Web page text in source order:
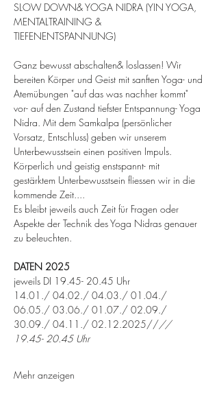
SLOW DOWN& YOGA NIDRA (YIN YOGA,
MENTALTRAINING &
TIEFENENTSPANNUNG)
Ganz bewusst abschalten& loslassen! Wir
bereiten Körper und Geist mit sanften Yoga- und
Atemübungen "auf das was nachher kommt"
vor- auf den Zustand tiefster Entspannung- Yoga
Nidra. Mit dem Samkalpa (persönlicher
Vorsatz, Entschluss) geben wir unserem
Unterbewusstsein einen positiven Impuls.
Körperlich und geistig enstspannt- mit
gestärktem Unterbewusstsein fliessen wir in die
kommende Zeit....
Es bleibt jeweils auch Zeit für Fragen oder
Aspekte der Technik des Yoga Nidras genauer
zu beleuchten.
DATEN 2025
jeweils DI 19.45- 20.45 Uhr
14.01./ 04.02./ 04.03./ 01.04./
06.05./ 03.06./ 01.07./ 02.09./
30.09./ 04.11./ 02.12.2025////
19.45- 20.45 Uhr
Mehr anzeigen